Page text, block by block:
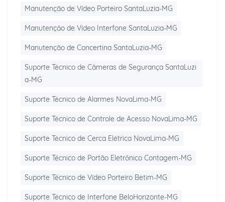
Manutenção de Vídeo Porteiro SantaLuzia-MG
Manutenção de Vídeo Interfone SantaLuzia-MG
Manutenção de Concertina SantaLuzia-MG
Suporte Técnico de Câmeras de Segurança SantaLuzi
a-MG
Suporte Técnico de Alarmes NovaLima-MG
Suporte Técnico de Controle de Acesso NovaLima-MG
Suporte Técnico de Cerca Elétrica NovaLima-MG
Suporte Técnico de Portão Eletrônico Contagem-MG
Suporte Técnico de Vídeo Porteiro Betim-MG
Suporte Técnico de Interfone BeloHorizonte-MG